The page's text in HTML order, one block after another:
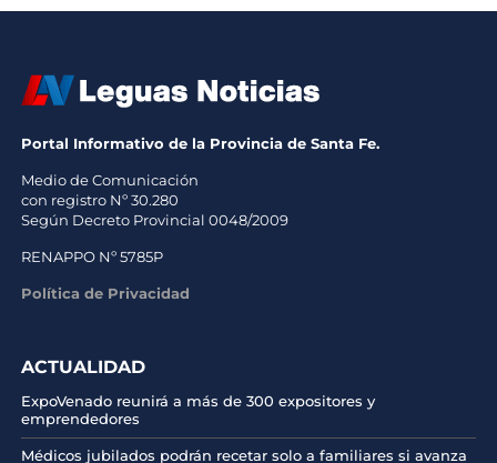
Portal Informativo de la Provincia de Santa Fe.
Medio de Comunicación
con registro Nº 30.280
Según Decreto Provincial 0048/2009
RENAPPO Nº 5785P
Política de Privacidad
ACTUALIDAD
ExpoVenado reunirá a más de 300 expositores y
emprendedores
Médicos jubilados podrán recetar solo a familiares si avanza